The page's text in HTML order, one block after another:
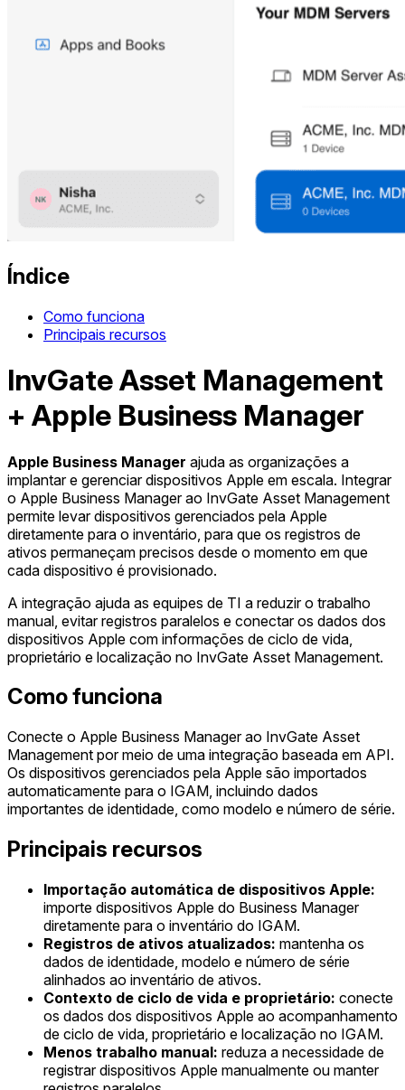
Índice
Como funciona
Principais recursos
InvGate Asset Management
+ Apple Business Manager
Apple Business Manager ajuda as organizações a
implantar e gerenciar dispositivos Apple em escala. Integrar
o Apple Business Manager ao InvGate Asset Management
permite levar dispositivos gerenciados pela Apple
diretamente para o inventário, para que os registros de
ativos permaneçam precisos desde o momento em que
cada dispositivo é provisionado.
A integração ajuda as equipes de TI a reduzir o trabalho
manual, evitar registros paralelos e conectar os dados dos
dispositivos Apple com informações de ciclo de vida,
proprietário e localização no InvGate Asset Management.
Como funciona
Conecte o Apple Business Manager ao InvGate Asset
Management por meio de uma integração baseada em API.
Os dispositivos gerenciados pela Apple são importados
automaticamente para o IGAM, incluindo dados
importantes de identidade, como modelo e número de série.
Principais recursos
Importação automática de dispositivos Apple:
importe dispositivos Apple do Business Manager
diretamente para o inventário do IGAM.
Registros de ativos atualizados: mantenha os
dados de identidade, modelo e número de série
alinhados ao inventário de ativos.
Contexto de ciclo de vida e proprietário: conecte
os dados dos dispositivos Apple ao acompanhamento
de ciclo de vida, proprietário e localização no IGAM.
Menos trabalho manual: reduza a necessidade de
registrar dispositivos Apple manualmente ou manter